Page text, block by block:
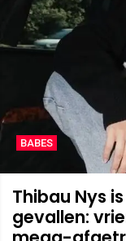
BABES
Thibau Nys
gevallen: